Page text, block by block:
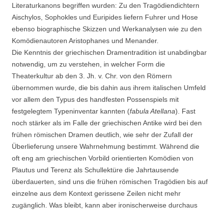
Literaturkanons begriffen wurden: Zu den Tragödiendichtern
Aischylos, Sophokles und Euripides liefern Fuhrer und Hose
ebenso biographische Skizzen und Werkanalysen wie zu den
Komödienautoren Aristophanes und Menander.
Die Kenntnis der griechischen Dramentradition ist unabdingbar
notwendig, um zu verstehen, in welcher Form die
Theaterkultur ab den 3. Jh. v. Chr. von den Römern
übernommen wurde, die bis dahin aus ihrem italischen Umfeld
vor allem den Typus des handfesten Possenspiels mit
festgelegtem Typeninventar kannten (fabula Atellana). Fast
noch stärker als im Falle der griechischen Antike wird bei den
frühen römischen Dramen deutlich, wie sehr der Zufall der
Überlieferung unsere Wahrnehmung bestimmt. Während die
oft eng am griechischen Vorbild orientierten Komödien von
Plautus und Terenz als Schullektüre die Jahrtausende
überdauerten, sind uns die frühen römischen Tragödien bis auf
einzelne aus dem Kontext gerissene Zeilen nicht mehr
zugänglich. Was bleibt, kann aber ironischerweise durchaus